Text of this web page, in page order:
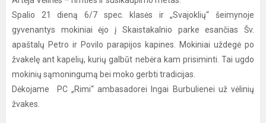
Spalio 21 dieną 6/7 spec. klasės ir „Svajoklių“ šeimynoje
gyvenantys mokiniai ėjo į Skaistakalnio parke esančias Šv.
apaštalų Petro ir Povilo parapijos kapines. Mokiniai uždegė po
žvakelę ant kapelių, kurių galbūt nebėra kam prisiminti. Tai ugdo
mokinių sąmoningumą bei moko gerbti tradicijas.
Dėkojame PC „Rimi“ ambasadorei Ingai Burbulienei už vėlinių
žvakes.